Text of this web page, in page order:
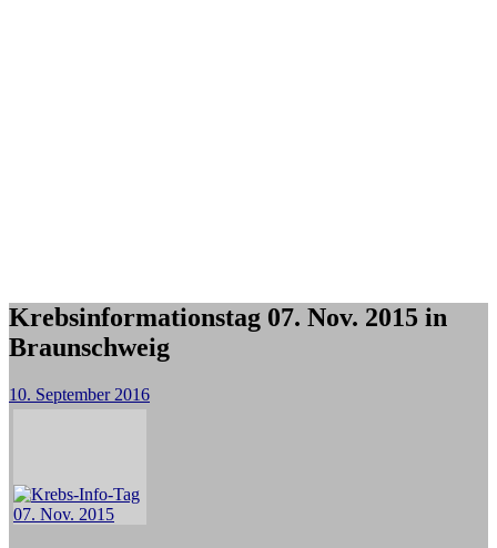
Krebsinformationstag 07. Nov. 2015 in
Braunschweig
10. September 2016